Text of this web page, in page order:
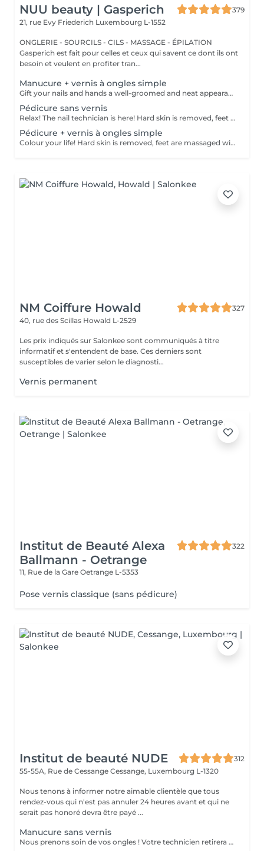
NUU beauty | Gasperich
379
21, rue Evy Friederich Luxembourg L-1552
ONGLERIE - SOURCILS - CILS - MASSAGE - ÉPILATION
Gasperich est fait pour celles et ceux qui savent ce dont ils ont
besoin et veulent en profiter tran...
Manucure + vernis à ongles simple
Gift your nails and hands a well-groomed and neat appearance! Your technician will effectively remove dead skin cells, shape and file nails, and buff the outer surface. A regular nail polish is applied at the end of this treatment. Our masters do edged, hardware, or combined manicure. How is manicure with simple nail polish done? - rough skin is removed - the shape of the nail plate is corrected - the cuticle and side ridges are corrected - nail polish is applied - cuticle oil and hand cream are applied Age restrictions: recommended to do from 14 years. Post procedure recommendations: there are no post recommendations for this procedure. Frequency: once in 3 weeks.
Pédicure sans vernis
Relax! The nail technician is here! Hard skin is removed, feet are massaged with deep conditioning creams leaving them softer and smoother. Cuticles will be made neat and tidy and toenails will be perfectly shaped. Our masters do hardware pedicure. How is pedicure without polish done? - rough skin is removed - the shape of the nail plate is corrected - heels are cleaned - the cuticle and side ridges are corrected - cuticle oil and feet cream are applied Age restrictions: recommended to do from 14 years. Post procedure recommendations: there are no post recommendations for this procedure. Frequency: once in 3-4 weeks.
Pédicure + vernis à ongles simple
Colour your life! Hard skin is removed, feet are massaged with deep conditioning creams leaving them softer and smoother. Cuticles will be made neat and tidy and toenails will be perfectly shaped. A regular nail polish is applied at the end of this treatment. Our masters do hardware pedicure. How is pedicure + simple nail polish done? - rough skin is removed - the shape of the nail plate is corrected - heels are cleaned - the cuticle and side ridges are corrected - nail polish is applied - cuticle oil and feet cream is applied Age restrictions: recommended to do from 14 years. Post procedure recommendations: there are no post recommendations for this procedure. Frequency: once in 3-4 weeks.
NM Coiffure Howald
327
40, rue des Scillas Howald L-2529
Les prix indiqués sur Salonkee sont communiqués à titre
informatif et s'entendent de base. Ces derniers sont
susceptibles de varier selon le diagnosti...
Vernis permanent
Institut de Beauté Alexa
Ballmann - Oetrange
322
11, Rue de la Gare Oetrange L-5353
Pose vernis classique (sans pédicure)
Institut de beauté NUDE
312
55-55A, Rue de Cessange Cessange, Luxembourg L-1320
Nous tenons à informer notre aimable clientèle que tous
rendez-vous qui n'est pas annuler 24 heures avant et qui ne
serait pas honoré devra être payé ...
Manucure sans vernis
Nous prenons soin de vos ongles ! Votre technicien retirera délicatement les cellules mortes de la peau, façonnera et limera vos ongles, puis polira leur surface extérieure pour une finition lisse et naturelle. Nos experts proposent des manucures combinées, à la ponceuse ou à la pince, selon vos préférences. Comment se déroule une manucure sans vernis ? La peau rugueuse est délicatement éliminée La forme de l'ongle est corrigée avec précision Les cuticules et les replis latéraux sont soigneusement nettoyés Une huile pour cuticules et une crème pour les mains sont appliquées pour nourrir et hydrater Restrictions d'âge : recommandé à partir de 14 ans. Recommandations après la procédure : aucun soin spécifique requis. Fréquence : une fois toutes les deux semaines.